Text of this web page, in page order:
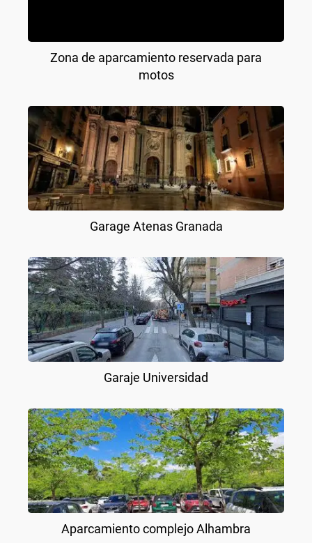
Zona de aparcamiento reservada para
motos
Garage Atenas Granada
Garaje Universidad
Aparcamiento complejo Alhambra